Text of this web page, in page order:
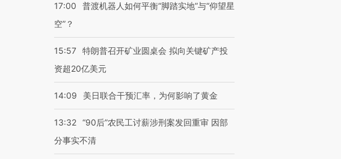
17:00
普渡机器人如何平衡“脚踏实地”与“仰望星
空”？
15:57 特朗普召开矿业圆桌会 拟向关键矿产投
资超20亿美元
14:09 美日联合干预汇率，为何影响了黄金
13:32 “90后”农民工讨薪涉刑案发回重审 因部
分事实不清